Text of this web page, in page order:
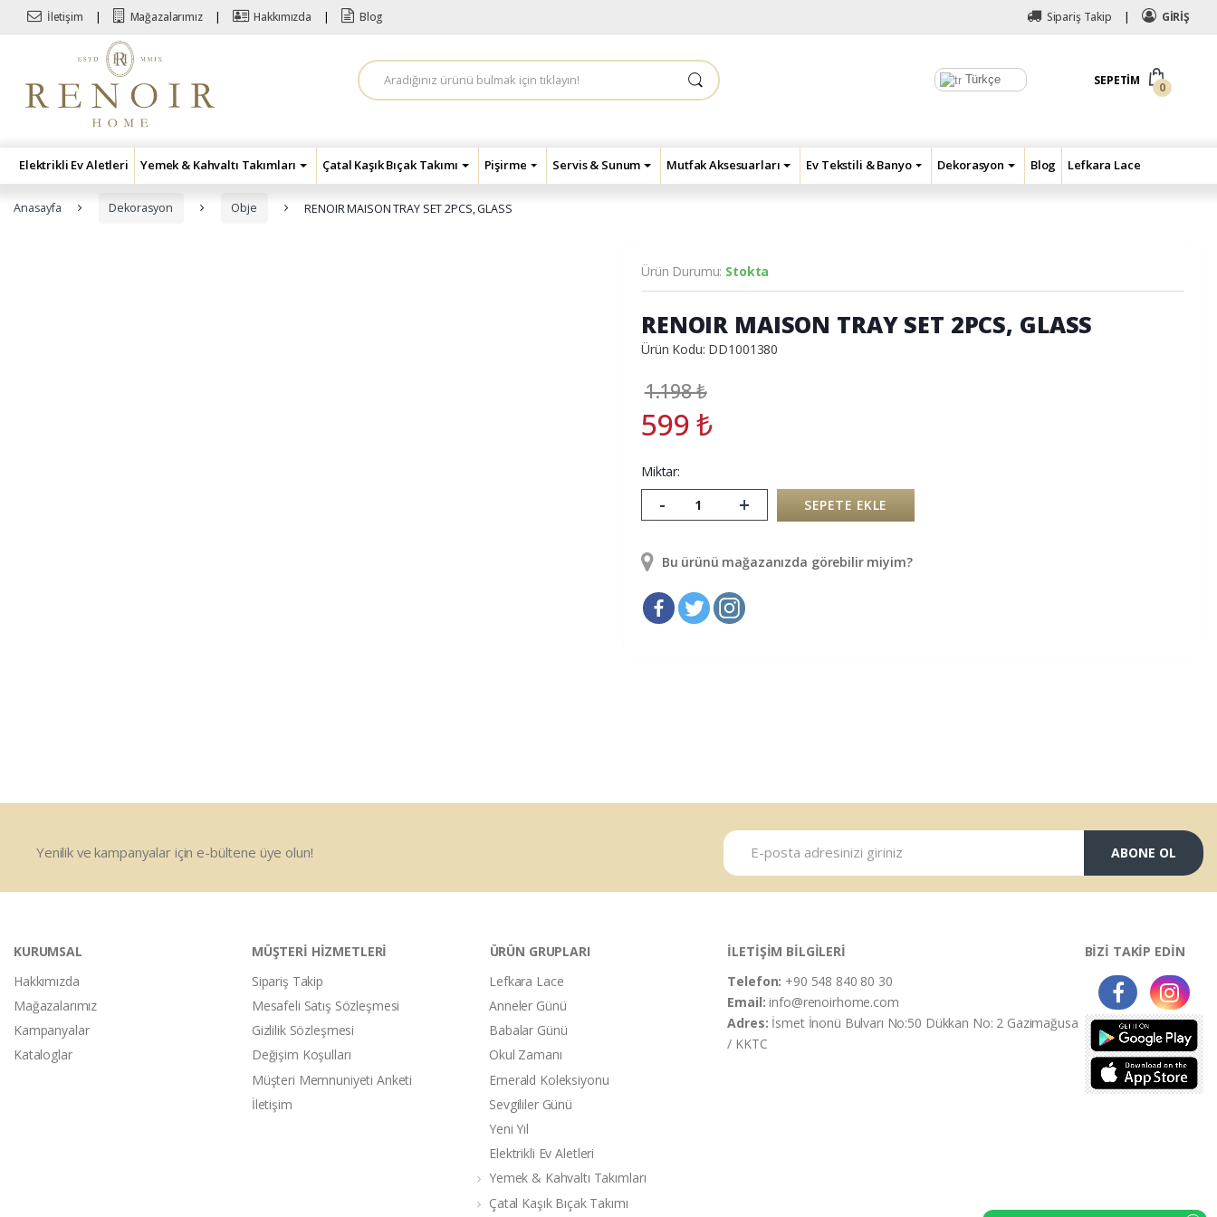
Skip to navigation
Skip to content
İletişim Mağazalarımız Hakkımızda Blog Sipariş Takip GİRİŞ
Türkçe
A
r
a
SEPETIM
0
Elektrikli Ev Aletleri Yemek & Kahvaltı Takımları Çatal Kaşık Bıçak Takımı Pişirme Servis & Sunum Mutfak Aksesuarları Ev Tekstili & Banyo Dekorasyon Blog Lefkara Lace
Anasayfa Dekorasyon Obje RENOIR MAISON TRAY SET 2PCS, GLASS
Ürün Durumu: Stokta
RENOIR MAISON TRAY SET 2PCS, GLASS
Ürün Kodu: DD1001380
1.198₺
599₺
Miktar:
- + SEPETE EKLE
Bu ürünü mağazanızda görebilir miyim?
Yenilik ve kampanyalar için e-bültene üye olun! ABONE OL
KURUMSAL
Hakkımızda
Mağazalarımız
Kampanyalar
Kataloglar
MÜŞTERİ HİZMETLERİ
Sipariş Takip
Mesafeli Satış Sözleşmesi
Gizlilik Sözleşmesi
Değişim Koşulları
Müşteri Memnuniyeti Anketi
İletişim
ÜRÜN GRUPLARI
Lefkara Lace
Anneler Günü
Babalar Günü
Okul Zamanı
Emerald Koleksiyonu
Sevgililer Günü
Yeni Yıl
Elektrikli Ev Aletleri
Yemek & Kahvaltı Takımları
Çatal Kaşık Bıçak Takımı
İLETİŞİM BİLGİLERİ
Telefon: +90 548 840 80 30
Email:info@renoirhome.com
Adres: İsmet İnonü Bulvarı No:50 Dükkan No: 2 Gazimağusa
/ KKTC
BİZİ TAKİP EDİN